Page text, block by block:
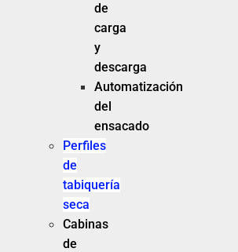
de
carga
y
descarga
Automatización
del
ensacado
Perfiles
de
tabiquería
seca
Cabinas
de